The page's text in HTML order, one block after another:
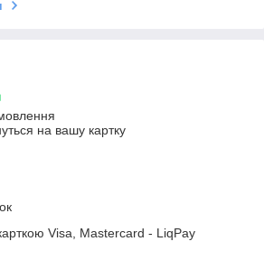
на вашу картку
Visa, Mastercard - LiqPay